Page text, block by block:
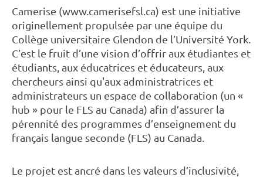
Camerise (www.camerisefsl.ca) est une initiative
originellement propulsée par une équipe du
Collège universitaire Glendon de l’Université York.
C’est le fruit d’une vision d’offrir aux étudiantes et
étudiants, aux éducatrices et éducateurs, aux
chercheurs ainsi qu'aux administratrices et
administrateurs un espace de collaboration (un «
hub » pour le FLS au Canada) afin d’assurer la
pérennité des programmes d’enseignement du
français langue seconde (FLS) au Canada.
Le projet est ancré dans les valeurs d’inclusivité,